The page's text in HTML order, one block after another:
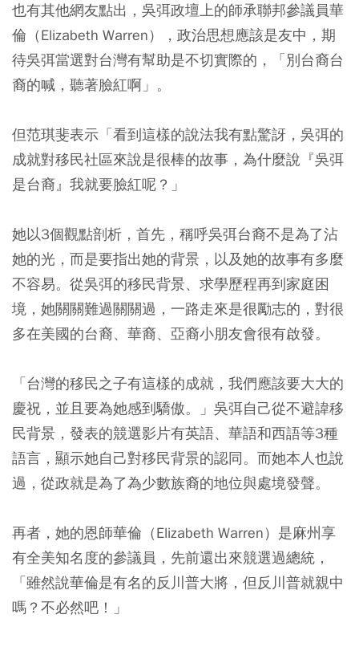
也有其他網友點出，吳弭政壇上的師承聯邦參議員華
倫（Elizabeth Warren），政治思想應該是友中，期
待吳弭當選對台灣有幫助是不切實際的，「別台裔台
裔的喊，聽著臉紅啊」。
但范琪斐表示「看到這樣的說法我有點驚訝，吳弭的
成就對移民社區來說是很棒的故事，為什麼說『吳弭
是台裔』我就要臉紅呢？」
她以3個觀點剖析，首先，稱呼吳弭台裔不是為了沾
她的光，而是要指出她的背景，以及她的故事有多麼
不容易。從吳弭的移民背景、求學歷程再到家庭困
境，她關關難過關關過，一路走來是很勵志的，對很
多在美國的台裔、華裔、亞裔小朋友會很有啟發。
「台灣的移民之子有這樣的成就，我們應該要大大的
慶祝，並且要為她感到驕傲。」吳弭自己從不避諱移
民背景，發表的競選影片有英語、華語和西語等3種
語言，顯示她自己對移民背景的認同。而她本人也說
過，從政就是為了為少數族裔的地位與處境發聲。
再者，她的恩師華倫（Elizabeth Warren）是麻州享
有全美知名度的參議員，先前還出來競選過總統，
「雖然說華倫是有名的反川普大將，但反川普就親中
嗎？不必然吧！」